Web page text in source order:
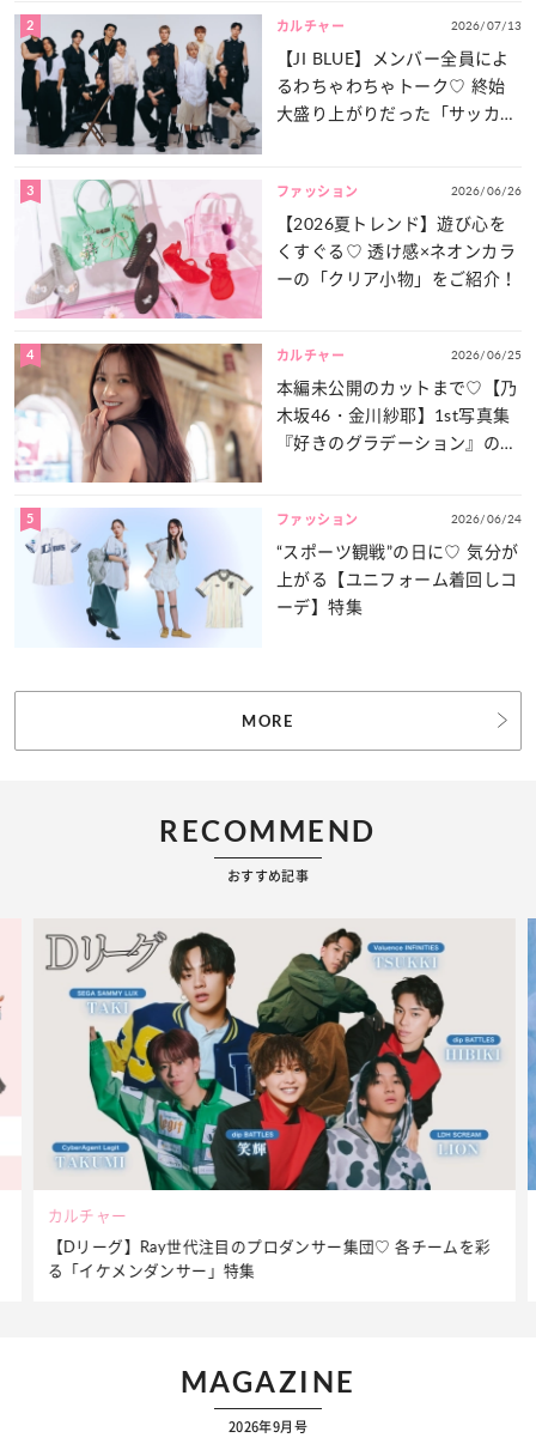
2 カルチャー 2026/07/13
【JI BLUE】メンバー全員によ
るわちゃわちゃトーク♡ 終始
大盛り上がりだった「サッカー
3 ファッション 2026/06/26
【2026夏トレンド】遊び心を
くすぐる♡ 透け感×ネオンカラ
ーの「クリア小物」をご紹介！
4 カルチャー 2026/06/25
本編未公開のカットまで♡【乃
木坂46・金川紗耶】1st写真集
『好きのグラデーション』の魅
5 ファッション 2026/06/24
“スポーツ観戦”の日に♡ 気分が
上がる【ユニフォーム着回しコ
ーデ】特集
MORE
RECOMMEND
おすすめ記事
カルチャー
【Dリーグ】Ray世代注目のプロダンサー集団♡ 各チームを彩
る「イケメンダンサー」特集
MAGAZINE
2026年9月号